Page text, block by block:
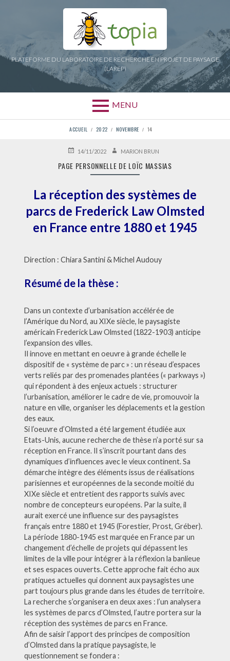
PLATEFORME DU LABORATOIRE DE RECHERCHE EN PROJET DE PAYSAGE
(LAREP)
MENU
D'ARIANE
ACCUEIL 2022 NOVEMBRE 14
PUBLIÉ14/11/2022 AUTEURMARION BRUN
PAGE PERSONNELLE DE LOÏC MASSIAS
La réception des systèmes de
parcs de Frederick Law Olmsted
en France entre 1880 et 1945
Direction : Chiara Santini & Michel Audouy
Résumé de la thèse :
Dans un contexte d’urbanisation accélérée de
l’Amérique du Nord, au XIXe siècle, le paysagiste
américain Frederick Law Olmsted (1822-1903) anticipe
l’expansion des villes.
Il innove en mettant en oeuvre à grande échelle le
dispositif de « système de parc » : un réseau d’espaces
verts reliés par des promenades plantées (« parkways »)
qui répondent à des enjeux actuels : structurer
l’urbanisation, améliorer le cadre de vie, promouvoir la
nature en ville, organiser les déplacements et la gestion
des eaux.
Si l’oeuvre d’Olmsted a été largement étudiée aux
Etats-Unis, aucune recherche de thèse n’a porté sur sa
réception en France. Il s’inscrit pourtant dans des
dynamiques d’influences avec le vieux continent. Sa
démarche intègre des éléments issus de réalisations
parisiennes et européennes de la seconde moitié du
XIXe siècle et entretient des rapports suivis avec
nombre de concepteurs européens. Par la suite, il
aurait exercé une influence sur des paysagistes
français entre 1880 et 1945 (Forestier, Prost, Gréber).
La période 1880-1945 est marquée en France par un
changement d’échelle de projets qui dépassent les
limites de la ville pour intégrer à la réflexion la banlieue
et ses espaces ouverts. Cette approche fait écho aux
pratiques actuelles qui donnent aux paysagistes une
part toujours plus grande dans les études de territoire.
La recherche s’organisera en deux axes : l’un analysera
les systèmes de parcs d’Olmsted, l’autre portera sur la
réception des systèmes de parcs en France.
Afin de saisir l’apport des principes de composition
d’Olmsted dans la pratique paysagiste, le
questionnement se fondera :